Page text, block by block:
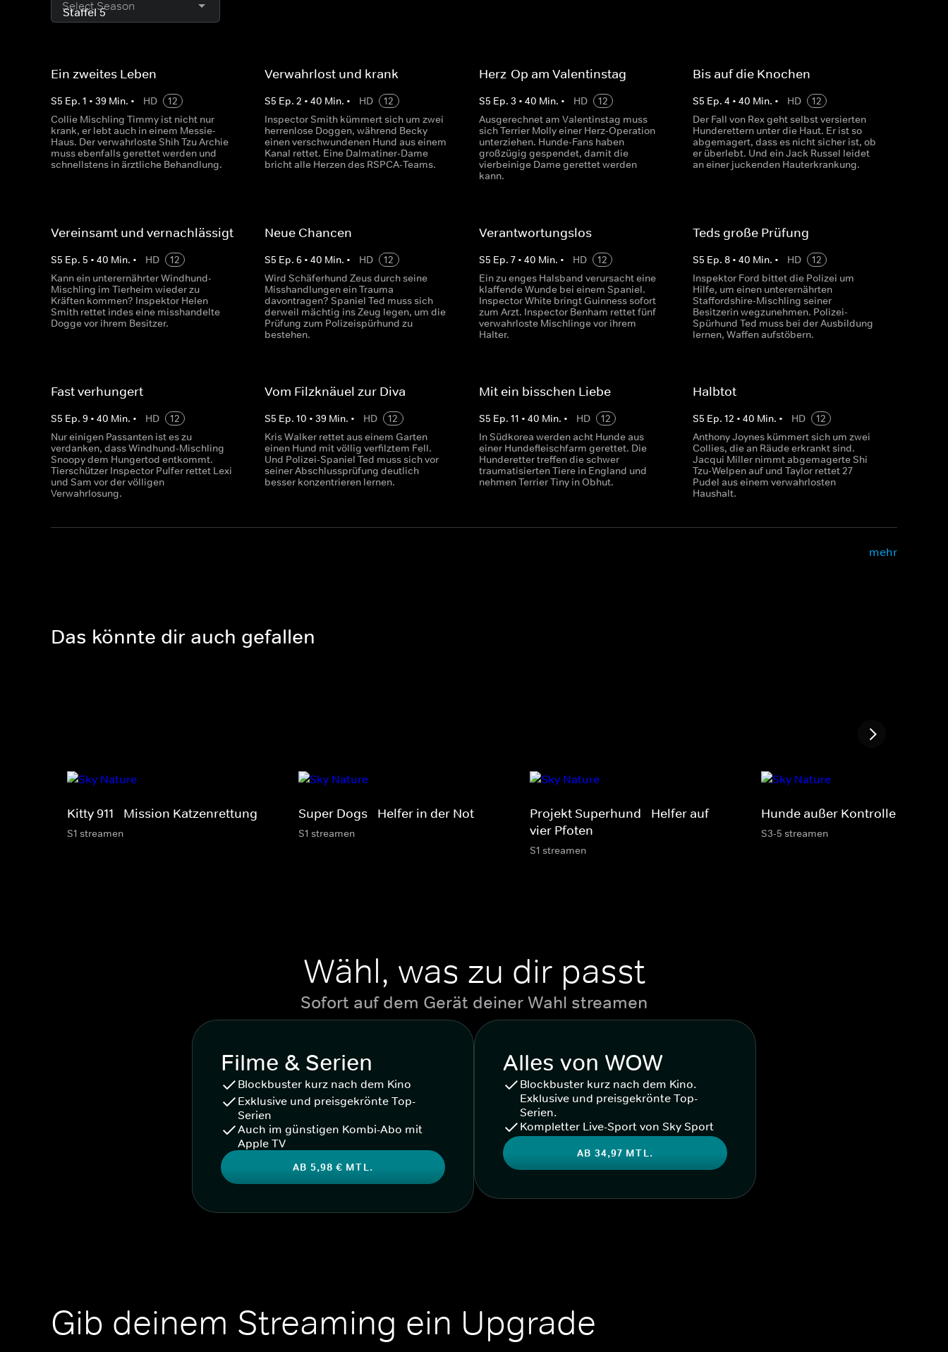
Select Season
Ein zweites Leben
S5 Ep. 1 • 39 Min. • HD
12
Collie Mischling Timmy ist nicht nur
krank, er lebt auch in einem Messie-
Haus. Der verwahrloste Shih Tzu Archie
muss ebenfalls gerettet werden und
schnellstens in ärztliche Behandlung.
Verwahrlost und krank
S5 Ep.2 •40 Min. • HD
12
Inspector Smith kümmert sich um zwei
herrenlose Doggen, während Becky
einen verschwundenen Hund aus einem
Kanal rettet. Eine Dalmatiner-Dame
bricht alle Herzen des RSPCA-Teams.
Herz-Op am Valentinstag
S5 Ep. 3 • 40 Min. • HD
12
Ausgerechnet am Valentinstag muss
sich Terrier Molly einer Herz-Operation
unterziehen. Hunde-Fans haben
großzügig gespendet, damit die
vierbeinige Dame gerettet werden
kann.
Bis auf die Knochen
S5 Ep. 4 • 40 Min. • HD
12
Der Fall von Rex geht selbst versierten
Hunderettern unter die Haut. Er ist so
abgemagert, dass es nicht sicher ist, ob
er überlebt. Und ein Jack Russel leidet
an einer juckenden Hauterkrankung.
Vereinsamt und vernachlässigt
S5 Ep. 5 • 40 Min. • HD
12
Kann ein unterernährter Windhund-
Mischling im Tierheim wieder zu
Kräften kommen? Inspektor Helen
Smith rettet indes eine misshandelte
Dogge vor ihrem Besitzer.
Neue Chancen
S5 Ep.6 •40 Min. • HD
12
Wird Schäferhund Zeus durch seine
Misshandlungen ein Trauma
davontragen? Spaniel Ted muss sich
derweil mächtig ins Zeug legen, um die
Prüfung zum Polizeispürhund zu
bestehen.
Verantwortungslos
S5 Ep. 7• 40 Min. • HD
12
Ein zu enges Halsband verursacht eine
klaffende Wunde bei einem Spaniel.
Inspector White bringt Guinness sofort
zum Arzt. Inspector Benham rettet fünf
verwahrloste Mischlinge vor ihrem
Halter.
Teds große Prüfung
S5 Ep. 8• 40 Min. • HD
12
Inspektor Ford bittet die Polizei um
Hilfe, um einen unterernährten
Staffordshire-Mischling seiner
Besitzerin wegzunehmen. Polizei-
Spürhund Ted muss bei der Ausbildung
lernen, Waffen aufstöbern.
Fast verhungert
S5 Ep. 9 • 40 Min. • HD
12
Nur einigen Passanten ist es zu
verdanken, dass Windhund-Mischling
Snoopy dem Hungertod entkommt.
Tierschützer Inspector Pulfer rettet Lexi
und Sam vor der völligen
Verwahrlosung.
Vom Filzknäuel zur Diva
S5 Ep.10 •39 Min. • HD
12
Kris Walker rettet aus einem Garten
einen Hund mit völlig verfilztem Fell.
Und Polizei-Spaniel Ted muss sich vor
seiner Abschlussprüfung deutlich
besser konzentrieren lernen.
Mit ein bisschen Liebe
S5 Ep. 11 • 40 Min. • HD
12
In Südkorea werden acht Hunde aus
einer Hundefleischfarm gerettet. Die
Hunderetter treffen die schwer
traumatisierten Tiere in England und
nehmen Terrier Tiny in Obhut.
Halbtot
S5 Ep. 12 • 40 Min. • HD
12
Anthony Joynes kümmert sich um zwei
Collies, die an Räude erkrankt sind.
Jacqui Miller nimmt abgemagerte Shi
Tzu-Welpen auf und Taylor rettet 27
Pudel aus einem verwahrlosten
Haushalt.
mehr
Das könnte dir auch gefallen
Kitty 911 - Mission Katzenrettung
S1 streamen
Super Dogs - Helfer in der Not
S1 streamen
Projekt Superhund - Helfer auf
vier Pfoten
S1 streamen
Hunde außer Kontrolle
S3-5 streamen
Wähl, was zu dir passt
Sofort auf dem Gerät deiner Wahl streamen
Filme & Serien
Blockbuster kurz nach dem Kino
Exklusive und preisgekrönte Top-
Serien
Auch im günstigen Kombi-Abo mit
Apple TV
AB 5,98 € MTL.
Alles von WOW
Blockbuster kurz nach dem Kino.
Exklusive und preisgekrönte Top-
Serien.
Kompletter Live-Sport von Sky Sport
AB 34,97 MTL.
Gib deinem Streaming ein Upgrade